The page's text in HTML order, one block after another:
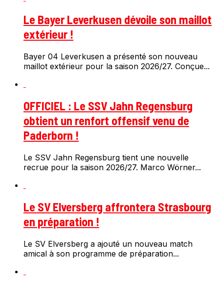
Le Bayer Leverkusen dévoile son maillot
extérieur !
Bayer 04 Leverkusen a présenté son nouveau
maillot extérieur pour la saison 2026/27. Conçue...
OFFICIEL : Le SSV Jahn Regensburg
obtient un renfort offensif venu de
Paderborn !
Le SSV Jahn Regensburg tient une nouvelle
recrue pour la saison 2026/27. Marco Wörner...
Le SV Elversberg affrontera Strasbourg
en préparation !
Le SV Elversberg a ajouté un nouveau match
amical à son programme de préparation...